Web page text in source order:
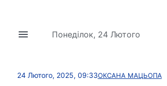
Понеділок, 24 Лютого
24 Лютого, 2025, 09:33ОКСАНА МАЦЬОПА